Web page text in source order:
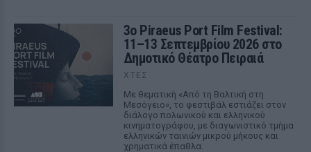
3ο Piraeus Port Film Festival:
11–13 Σεπτεμβρίου 2026 στο
Δημοτικό Θέατρο Πειραιά
ΧΤΕΣ
Με θεματική «Από τη Βαλτική στη
Μεσόγειο», το φεστιβάλ εστιάζει στον
διάλογο πολωνικού και ελληνικού
κινηματογράφου, με διαγωνιστικό τμήμα
ελληνικών ταινιών μικρού μήκους και
χρηματικά έπαθλα.